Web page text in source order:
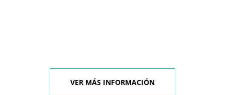
VER MÁS INFORMACIÓN